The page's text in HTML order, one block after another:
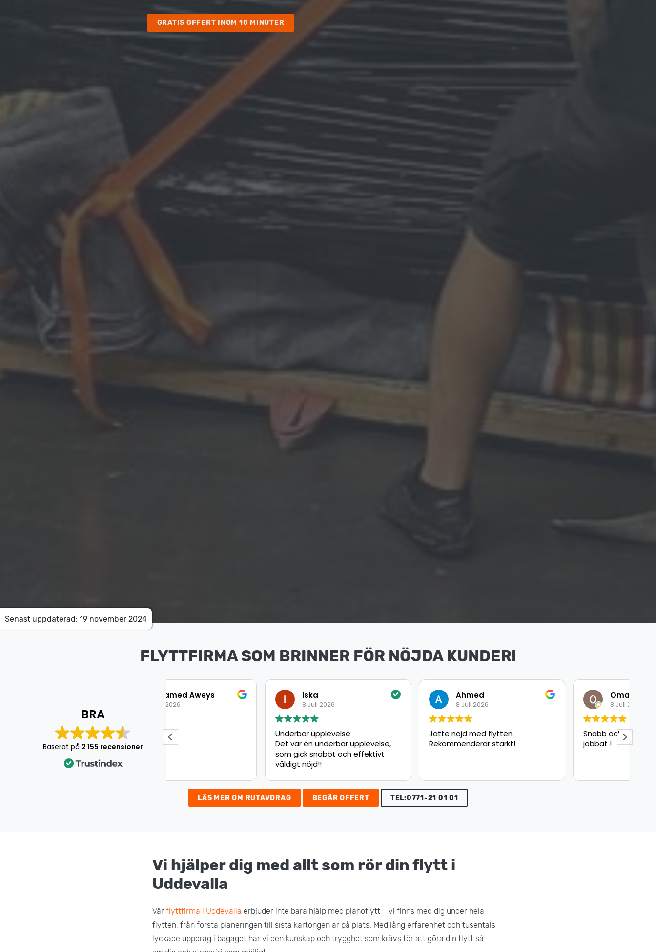
GRATIS OFFERT INOM 10 MINUTER
Senast uppdaterad: 19 november 2024
FLYTTFIRMA SOM BRINNER FÖR NÖJDA KUNDER!
BRA
Baserat på 2 155 recensioner
Jätte bra jobb!
Iska
Det var en underbar upplevelse,
som gick snabbt och effektivt
Jätte nöjd med flytten.
Rekommenderar starkt!
Omar Arbouche
Snabb och säker leverans bra
jobbat !
LÄS MER OM RUTAVDRAG BEGÄR OFFERT TEL:0771-21 01 01
Vi hjälper dig med allt som rör din flytt i
Uddevalla
Vår flyttfirma i Uddevalla erbjuder inte bara hjälp med pianoflytt – vi finns med dig under hela
flytten, från första planeringen till sista kartongen är på plats. Med lång erfarenhet och tusentals
lyckade uppdrag i bagaget har vi den kunskap och trygghet som krävs för att göra din flytt så